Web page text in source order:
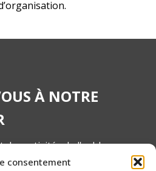
consentement
À NOTRE
des activités de l'asbl